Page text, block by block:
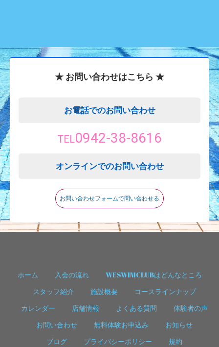
★ お問い合わせはこちら ★
お電話でのお問い合わせ
TEL0942-38-8616
オンラインでのお問い合わせ
お問い合わせフォームで問い合わせる
ホーム 入会の流れ
WESWIMCLUBはどんなところ
スタッフ紹介
施設概要
コースラインナップ
カレンダー
店舗情報 よくある質問
体験者の声
お問い合わせ
無料体験お申込み
お知らせ
ブログ
プライバシーポリシー 規約